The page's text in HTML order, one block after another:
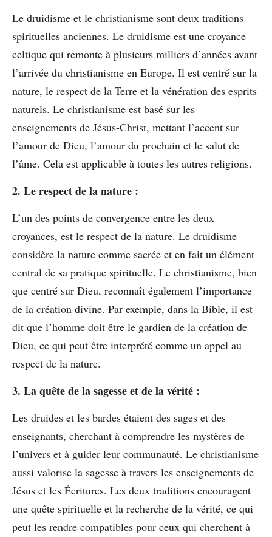
Le druidisme et le christianisme sont deux traditions
spirituelles anciennes. Le druidisme est une croyance
celtique qui remonte à plusieurs milliers d’années avant
l’arrivée du christianisme en Europe. Il est centré sur la
nature, le respect de la Terre et la vénération des esprits
naturels. Le christianisme est basé sur les
enseignements de Jésus-Christ, mettant l’accent sur
l’amour de Dieu, l’amour du prochain et le salut de
l’âme. Cela est applicable à toutes les autres religions.
2. Le respect de la nature :
L’un des points de convergence entre les deux
croyances, est le respect de la nature. Le druidisme
considère la nature comme sacrée et en fait un élément
central de sa pratique spirituelle. Le christianisme, bien
que centré sur Dieu, reconnaît également l’importance
de la création divine. Par exemple, dans la Bible, il est
dit que l’homme doit être le gardien de la création de
Dieu, ce qui peut être interprété comme un appel au
respect de la nature.
3. La quête de la sagesse et de la vérité :
Les druides et les bardes étaient des sages et des
enseignants, cherchant à comprendre les mystères de
l’univers et à guider leur communauté. Le christianisme
aussi valorise la sagesse à travers les enseignements de
Jésus et les Écritures. Les deux traditions encouragent
une quête spirituelle et la recherche de la vérité, ce qui
peut les rendre compatibles pour ceux qui cherchent à